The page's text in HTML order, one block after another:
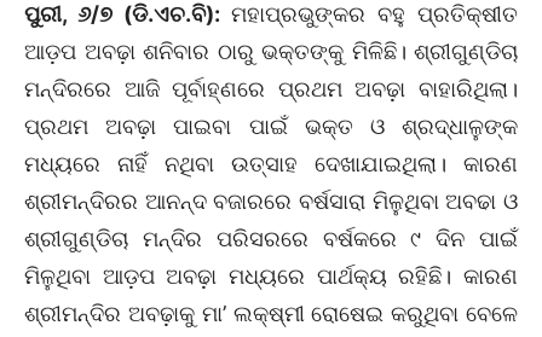
ପୁରୀ, ୬/୭ (ଡି.ଏଚ.ବି): ମହାପ୍ରଭୁଙ୍କର ବହୁ ପ୍ରତିକ୍ଷୀତ
ଆଡ଼ପ ଅବଢ଼ା ଶନିବାର ଠାରୁ ଭକ୍ତଙ୍କୁ ମିଳିଛି। ଶ୍ରୀଗୁଣ୍ଡିଚା
ମନ୍ଦିରରେ ଆଜି ପୂର୍ବାହ୍ଣରେ ପ୍ରଥମ ଅବଢ଼ା ବାହାରିଥିଲା।
ପ୍ରଥମ ଅବଢ଼ା ପାଇବା ପାଇଁ ଭକ୍ତ ଓ ଶ୍ରଦ୍ଧାଳୁଙ୍କ
ମଧ୍ୟରେ ନାହିଁ ନଥିବା ଉତ୍ସାହ ଦେଖାଯାଇଥିଲା। କାରଣ
ଶ୍ରୀମନ୍ଦିରର ଆନନ୍ଦ ବଜାରରେ ବର୍ଷସାରା ମିଳୁଥିବା ଅବଢା ଓ
ଶ୍ରୀଗୁଣ୍ଡିଚା ମନ୍ଦିର ପରିସରରେ ବର୍ଷକରେ ୯ ଦିନ ପାଇଁ
ମିଳୁଥିବା ଆଡ଼ପ ଅବଢ଼ା ମଧ୍ୟରେ ପାର୍ଥକ୍ୟ ରହିଛି। କାରଣ
ଶ୍ରୀମନ୍ଦିର ଅବଢ଼ାକୁ ମା’ ଲକ୍ଷ୍ମୀ ରୋଷେଇ କରୁଥିବା ବେଳେ